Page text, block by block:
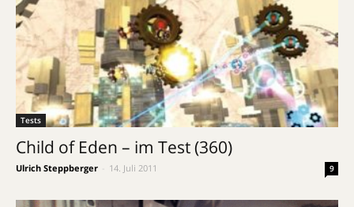
Tests
Child of Eden – im Test (360)
Ulrich Steppberger 14. Juli 2011 9